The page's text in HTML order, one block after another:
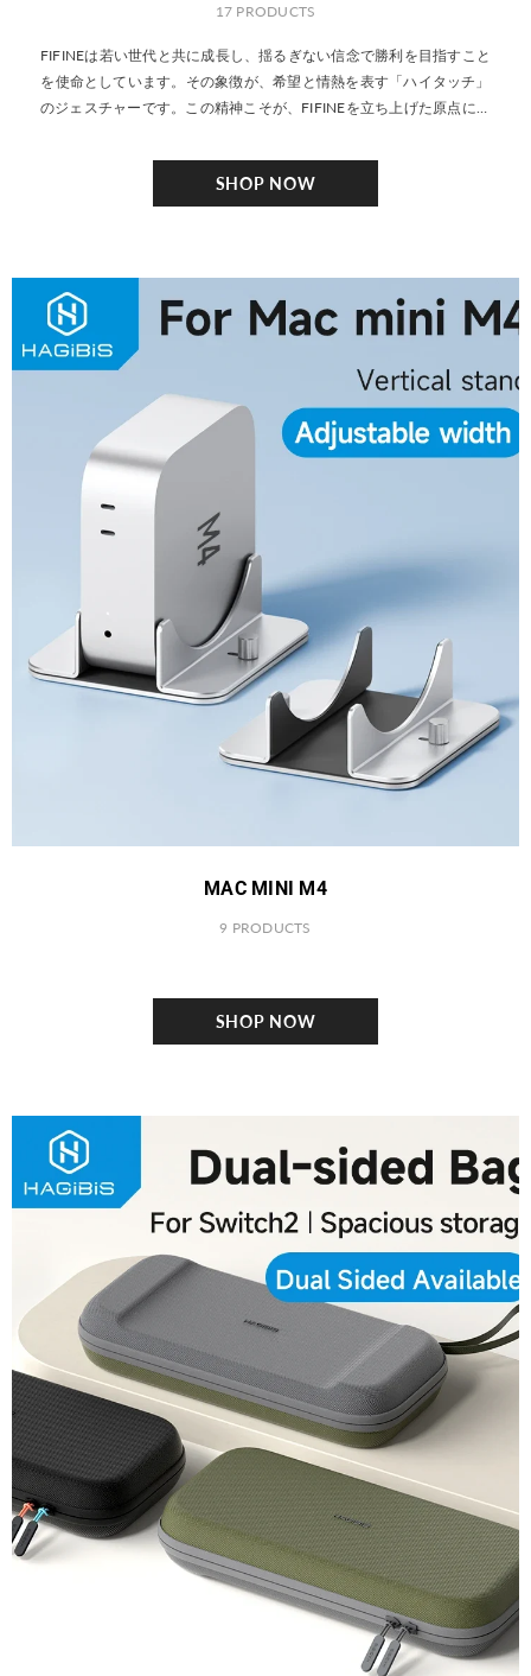
17 PRODUCTS
FIFINEは若い世代と共に成長し、揺るぎない信念で勝利を目指すこと
を使命としています。その象徴が、希望と情熱を表す「ハイタッチ」
のジェスチャーです。この精神こそが、FIFINEを立ち上げた原点にあ
高い評価を獲得し、世界中のユーザーから信頼を得ています。現在、
FIFINEは150か国で展開し、多くのオンラインクリエイターやインフ
ルエンサーに愛用されています。
SHOP NOW
MAC MINI M4
9 PRODUCTS
SHOP NOW